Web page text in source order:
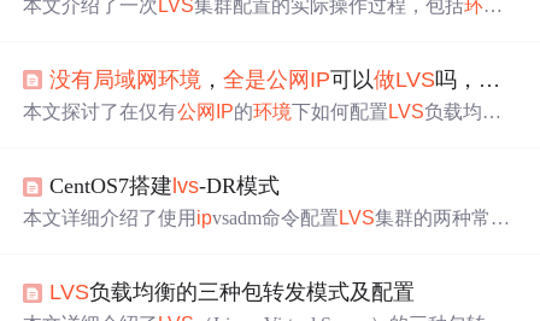
本文介绍了一次 LVS集群配置的实际操作过程，包括环境
法重定向的问题。
没有局域网环境 ，全是公网 IP可以做LVS吗，该如何
本文探讨了在仅有公网 IP的环境下如何配置 LVS负载均衡
CentOS7搭建 lvs-DR模式
本文详细介绍了使用 ipvsadm命令配置 LVS集群的两种常见
LVS负载均衡的三种包转发模式及配置